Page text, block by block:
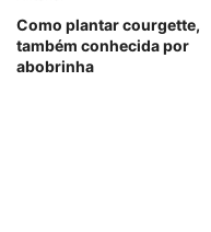
Como plantar courgette,
também conhecida por
abobrinha